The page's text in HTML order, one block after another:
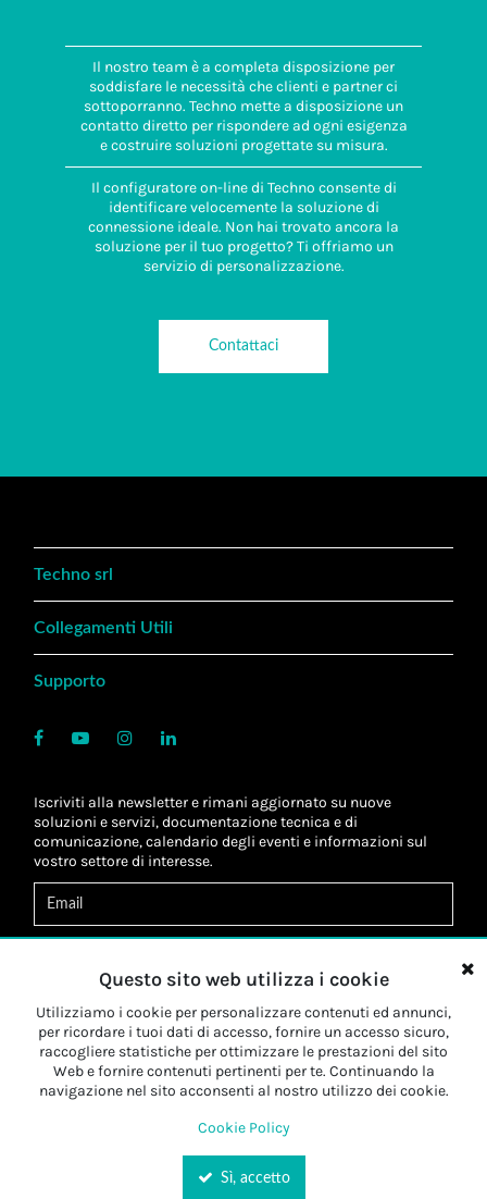
Il nostro team è a completa disposizione per
soddisfare le necessità che clienti e partner ci
sottoporranno. Techno mette a disposizione un
contatto diretto per rispondere ad ogni esigenza
e costruire soluzioni progettate su misura.
Il configuratore on-line di Techno consente di
identificare velocemente la soluzione di
connessione ideale. Non hai trovato ancora la
soluzione per il tuo progetto? Ti offriamo un
servizio di personalizzazione.
Contattaci
Techno srl
Collegamenti Utili
Supporto
Iscriviti alla newsletter e rimani aggiornato su nuove
soluzioni e servizi, documentazione tecnica e di
comunicazione, calendario degli eventi e informazioni sul
vostro settore di interesse.
Letta l'informativa, autorizzo altrattamento dei miei dati
personali*
Letta l'informativa, autorizzo al trattamento dei miei dati
personali a fini dimarketing*
Iscriviti
Questo sito web utilizza i cookie
Utilizziamo i cookie per personalizzare contenuti ed annunci,
per ricordare i tuoi dati di accesso, fornire un accesso sicuro,
raccogliere statistiche per ottimizzare le prestazioni del sito
Web e fornire contenuti pertinenti per te. Continuando la
navigazione nel sito acconsenti al nostro utilizzo dei cookie.
Cookie Policy
Sì, accetto